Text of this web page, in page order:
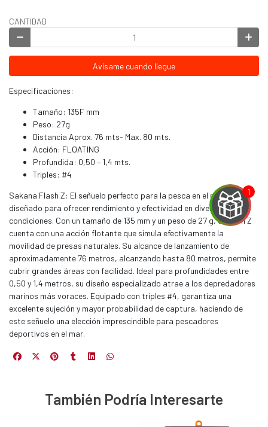
correo y
JUGAR
CANTIDAD
Avísame cuando llegue
Especificaciones:
Tamaño: 135F mm
Peso: 27g
Distancia Aprox. 76 mts- Max. 80 mts.
Acción: FLOATING
Profundida: 0,50 – 1,4 mts.
Triples: #4
Sakana Flash Z: El señuelo perfecto para la pesca en el mar,
diseñado para ofrecer rendimiento y efectividad en diversas
condiciones. Con un tamaño de 135 mm y un peso de 27 g, el Flash Z
cuenta con una acción flotante que simula efectivamente la
movilidad de presas naturales. Su alcance de lanzamiento de
aproximadamente 76 metros, alcanzando hasta 80 metros, permite
cubrir grandes áreas con facilidad. Ideal para profundidades entre
0,50 y 1,4 metros, su diseño especializado atrae a los depredadores
marinos más voraces. Equipado con triples #4, garantiza una
excelente sujeción y mayor probabilidad de captura, haciendo de
este señuelo una elección imprescindible para pescadores
deportivos en el mar.
También Podría Interesarte